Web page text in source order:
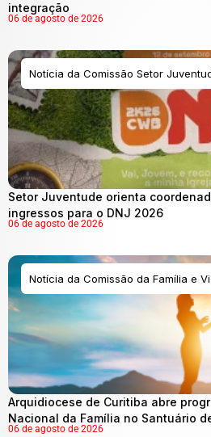
integração
06 de agosto de 2026
Notícia da Comissão Setor
Setor Juventude orienta
ingressos para o DNJ 2026
06 de agosto de 2026
Notícia da Comissão da Família e
Arquidiocese de Curitiba abre
Nacional da Família no Santuário
06 de agosto de 2026